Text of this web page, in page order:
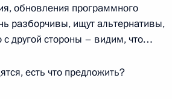
обновления программного
разборчивы, ищут альтернативы,
с другой стороны – видим, что…
есть что предложить?